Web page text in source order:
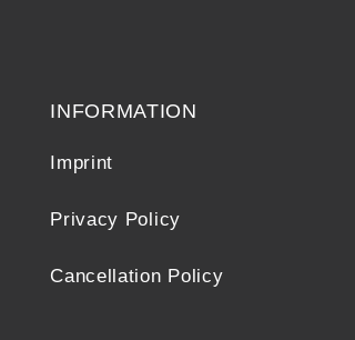
INFORMATION
Imprint
Privacy Policy
Cancellation Policy